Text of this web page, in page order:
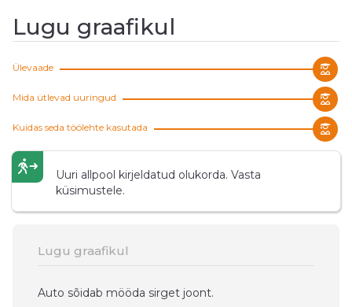
Lugu graafikul
Ülevaade
Mida ütlevad uuringud
Kuidas seda töölehte kasutada
Uuri allpool kirjeldatud olukorda. Vasta
küsimustele.
Lugu graafikul
Auto sõidab mööda sirget joont.